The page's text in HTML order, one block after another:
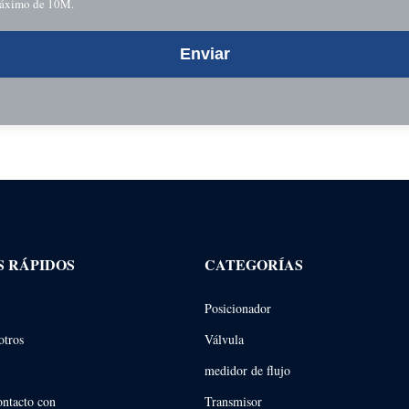
de 10M.
Enviar
RÁPIDOS
con
CATEGORÍAS
Posicionador
Válvula
medidor de flujo
Transmisor